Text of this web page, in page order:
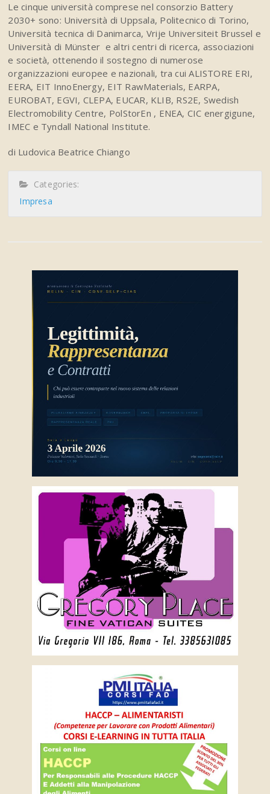
Le cinque università comprese nel consorzio Battery
2030+ sono: Università di Uppsala, Politecnico di Torino,
Università tecnica di Danimarca, Vrije Universiteit Brussel e
Università di Münster e altri centri di ricerca, associazioni
e società, ottenendo il sostegno di numerose
organizzazioni europee e nazionali, tra cui ALISTORE ERI,
EERA, EIT InnoEnergy, EIT RawMaterials, EARPA,
EUROBAT, EGVI, CLEPA, EUCAR, KLIB, RS2E, Swedish
Electromobility Centre, PolStorEn , ENEA, CIC energigune,
IMEC e Tyndall National Institute.
di Ludovica Beatrice Chiango
Categories:
Impresa